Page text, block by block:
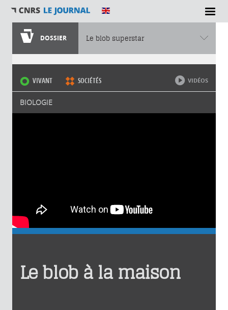
DOSSIER Le blob superstar
Vous êtes ici
VIVANT SOCIÉTÉS
BIOLOGIE
VIDÉOS
Le blob à la maison